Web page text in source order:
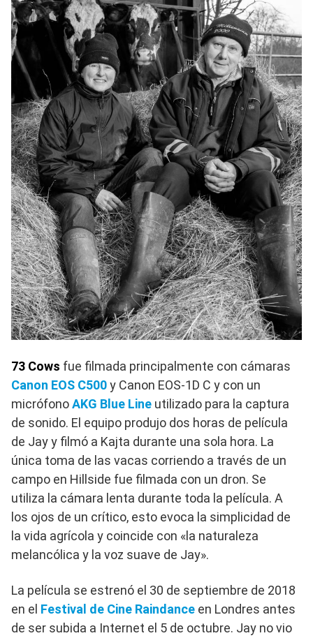
73 Cows fue filmada principalmente con cámaras
Canon EOS C500y Canon EOS-1D C y con un
micrófonoAKG Blue Line utilizado para la captura
de sonido.​ El equipo produjo dos horas de película
de Jay y filmó a Kajta durante una sola hora.​ La
única toma de las vacas corriendo a través de un
campo en Hillside fue filmada con un dron. Se
utiliza la cámara lenta durante toda la película. A
los ojos de un crítico, esto evoca la simplicidad de
la vida agrícola y coincide con «la naturaleza
melancólica y la voz suave de Jay».​
La película se estrenó el 30 de septiembre de 2018
en el Festival de Cine Raindance en Londres antes
de ser subida a Internet el 5 de octubre.​ Jay no vio